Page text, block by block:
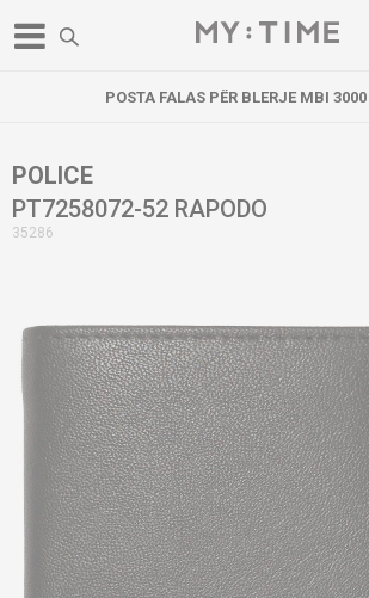
POSTA FALAS PËR BLERJE MBI
POLICE
PT7258072-52 RAPODO
35286